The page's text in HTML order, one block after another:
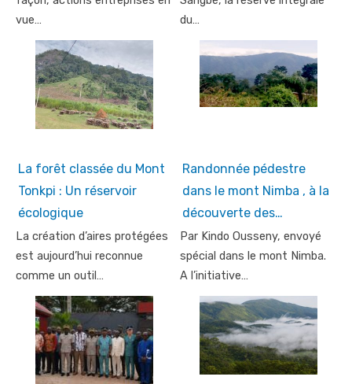
vue…
du…
La forêt classée du Mont
Tonkpi : Un réservoir
écologique
La création d’aires protégées
est aujourd’hui reconnue
comme un outil…
Randonnée pédestre
dans le mont Nimba , à la
découverte des…
Par Kindo Ousseny, envoyé
spécial dans le mont Nimba.
A l’initiative…